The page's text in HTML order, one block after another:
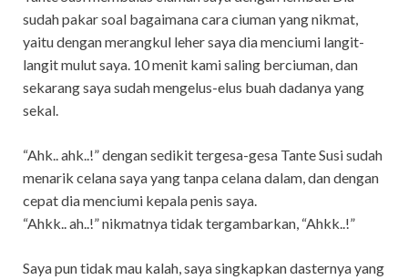
sudah pakar soal bagaimana cara ciuman yang nikmat,
yaitu dengan merangkul leher saya dia menciumi langit-
langit mulut saya. 10 menit kami saling berciuman, dan
sekarang saya sudah mengelus-elus buah dadanya yang
sekal.
“Ahk.. ahk..!” dengan sedikit tergesa-gesa Tante Susi sudah
menarik celana saya yang tanpa celana dalam, dan dengan
cepat dia menciumi kepala penis saya.
“Ahkk.. ah..!” nikmatnya tidak tergambarkan, “Ahkk..!”
Saya pun tidak mau kalah, saya singkapkan dasternya yang